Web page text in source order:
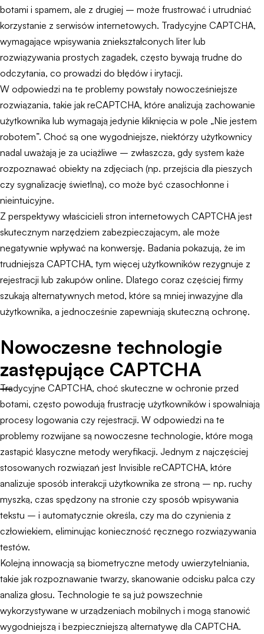
botami i spamem, ale z drugiej – może frustrować i utrudniać
korzystanie z serwisów internetowych. Tradycyjne CAPTCHA,
wymagające wpisywania zniekształconych liter lub
rozwiązywania prostych zagadek, często bywają trudne do
odczytania, co prowadzi do błędów i irytacji.
W odpowiedzi na te problemy powstały nowocześniejsze
rozwiązania, takie jak reCAPTCHA, które analizują zachowanie
użytkownika lub wymagają jedynie kliknięcia w pole „Nie jestem
robotem”. Choć są one wygodniejsze, niektórzy użytkownicy
nadal uważają je za uciążliwe – zwłaszcza, gdy system każe
rozpoznawać obiekty na zdjęciach (np. przejścia dla pieszych
czy sygnalizację świetlną), co może być czasochłonne i
nieintuicyjne.
Z perspektywy właścicieli stron internetowych CAPTCHA jest
skutecznym narzędziem zabezpieczającym, ale może
negatywnie wpływać na konwersję. Badania pokazują, że im
trudniejsza CAPTCHA, tym więcej użytkowników rezygnuje z
rejestracji lub zakupów online. Dlatego coraz częściej firmy
szukają alternatywnych metod, które są mniej inwazyjne dla
użytkownika, a jednocześnie zapewniają skuteczną ochronę.
Nowoczesne technologie
zastępujące CAPTCHA
Tradycyjne CAPTCHA, choć skuteczne w ochronie przed
botami, często powodują frustrację użytkowników i spowalniają
procesy logowania czy rejestracji. W odpowiedzi na te
problemy rozwijane są nowoczesne technologie, które mogą
zastąpić klasyczne metody weryfikacji. Jednym z najczęściej
stosowanych rozwiązań jest Invisible reCAPTCHA, które
analizuje sposób interakcji użytkownika ze stroną – np. ruchy
myszką, czas spędzony na stronie czy sposób wpisywania
tekstu – i automatycznie określa, czy ma do czynienia z
człowiekiem, eliminując konieczność ręcznego rozwiązywania
testów.
Kolejną innowacją są biometryczne metody uwierzytelniania,
takie jak rozpoznawanie twarzy, skanowanie odcisku palca czy
analiza głosu. Technologie te są już powszechnie
wykorzystywane w urządzeniach mobilnych i mogą stanowić
wygodniejszą i bezpieczniejszą alternatywę dla CAPTCHA.